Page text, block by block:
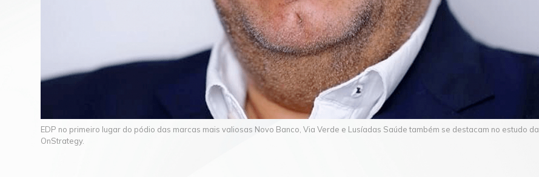
EDP no primeiro lugar do pódio das marcas mais valiosas Novo Banco, Via Verde e Lusíadas Saúde também se destacam no estudo da
OnStrategy.